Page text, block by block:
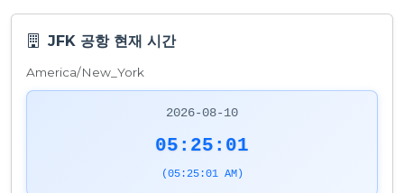
JFK 공항 현재 시간
America/New_York
2026-08-10
05:25:01
(05:25:01 AM)